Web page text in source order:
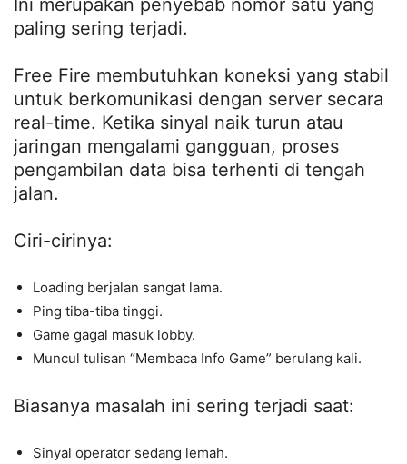
Ini merupakan penyebab nomor satu yang
paling sering terjadi.
Free Fire membutuhkan koneksi yang stabil
untuk berkomunikasi dengan server secara
real-time. Ketika sinyal naik turun atau
jaringan mengalami gangguan, proses
pengambilan data bisa terhenti di tengah
jalan.
Ciri-cirinya:
Loading berjalan sangat lama.
Ping tiba-tiba tinggi.
Game gagal masuk lobby.
Muncul tulisan “Membaca Info Game” berulang kali.
Biasanya masalah ini sering terjadi saat:
Sinyal operator sedang lemah.